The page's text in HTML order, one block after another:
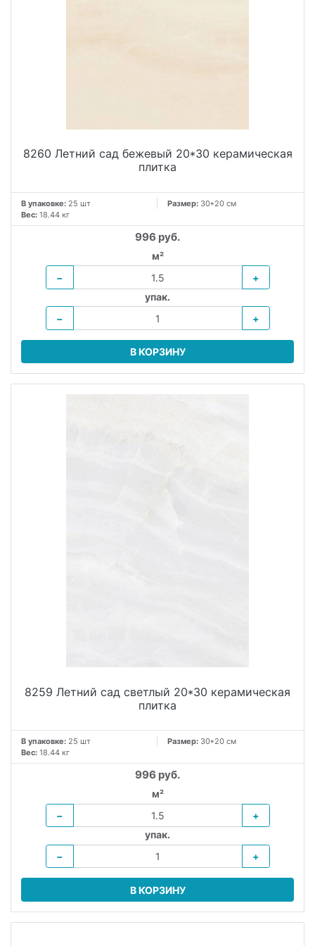
8260 Летний сад бежевый 20*30 керамическая
плитка
В упаковке: 25 шт Размер: 30*20 см
Вес: 18.44 кг
996 руб.
м²
−
+
упак.
−
+
В КОРЗИНУ
8259 Летний сад светлый 20*30 керамическая
плитка
В упаковке: 25 шт Размер: 30*20 см
Вес: 18.44 кг
996 руб.
м²
−
+
упак.
−
+
В КОРЗИНУ